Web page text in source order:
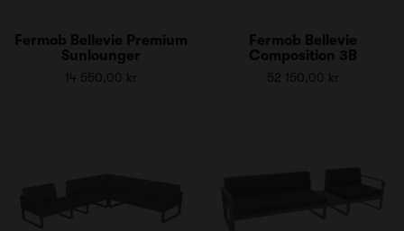
Fermob Bellevie Premium
Sunlounger
14 550,00 kr
Fermob Bellevie
Composition 3B
52 150,00 kr